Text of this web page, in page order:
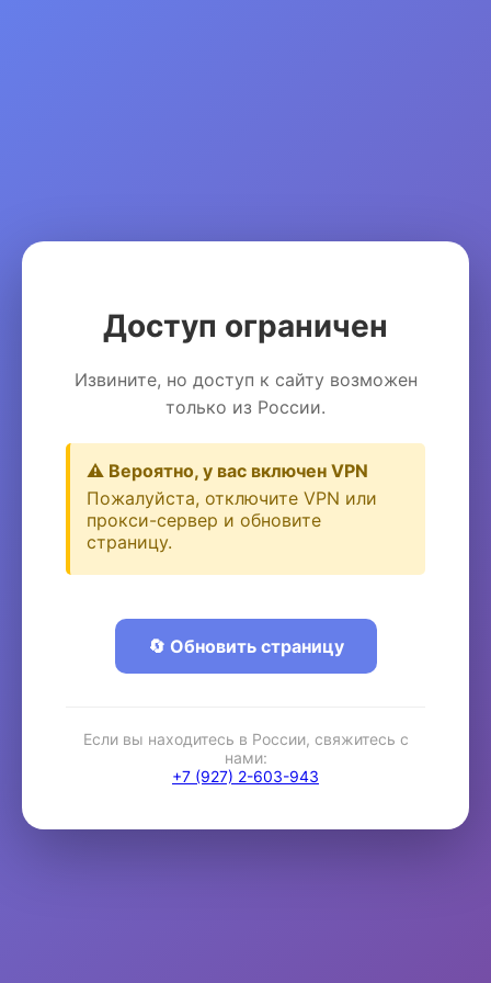
Доступ ограничен
Извините, но доступ к сайту возможен
только из России.
⚠️ Вероятно, у вас включен VPN
Пожалуйста, отключите VPN или
прокси-сервер и обновите
страницу.
🔄 Обновить страницу
Если вы находитесь в России, свяжитесь с
нами:
+7 (927) 2-603-943